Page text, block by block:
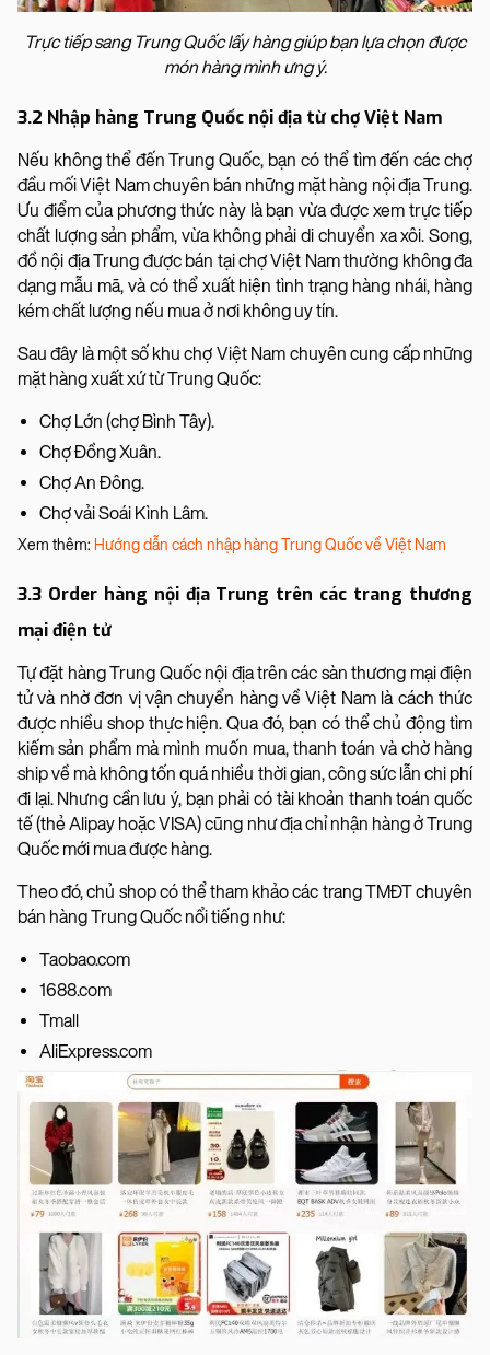
Trực tiếp sang Trung Quốc lấy hàng giúp bạn lựa chọn được
món hàng mình ưng ý.
3.2 Nhập hàng Trung Quốc nội địa từ chợ Việt Nam
Nếu không thể đến Trung Quốc, bạn có thể tìm đến các chợ
đầu mối Việt Nam chuyên bán những mặt hàng nội địa Trung.
Ưu điểm của phương thức này là bạn vừa được xem trực tiếp
chất lượng sản phẩm, vừa không phải di chuyển xa xôi. Song,
đồ nội địa Trung được bán tại chợ Việt Nam thường không đa
dạng mẫu mã, và có thể xuất hiện tình trạng hàng nhái, hàng
kém chất lượng nếu mua ở nơi không uy tín.
Sau đây là một số khu chợ Việt Nam chuyên cung cấp những
mặt hàng xuất xứ từ Trung Quốc:
Chợ Lớn (chợ Bình Tây).
Chợ Đồng Xuân.
Chợ An Đông.
Chợ vải Soái Kình Lâm.
Xem thêm: Hướng dẫn cách nhập hàng Trung Quốc về Việt Nam
3.3 Order hàng nội địa Trung trên các trang thương
mại điện tử
Tự đặt hàng Trung Quốc nội địa trên các sàn thương mại điện
tử và nhờ đơn vị vận chuyển hàng về Việt Nam là cách thức
được nhiều shop thực hiện. Qua đó, bạn có thể chủ động tìm
kiếm sản phẩm mà mình muốn mua, thanh toán và chờ hàng
ship về mà không tốn quá nhiều thời gian, công sức lẫn chi phí
đi lại. Nhưng cần lưu ý, bạn phải có tài khoản thanh toán quốc
tế (thẻ Alipay hoặc VISA) cũng như địa chỉ nhận hàng ở Trung
Quốc mới mua được hàng.
Theo đó, chủ shop có thể tham khảo các trang TMĐT chuyên
bán hàng Trung Quốc nổi tiếng như:
Taobao.com
1688.com
Tmall
AliExpress.com